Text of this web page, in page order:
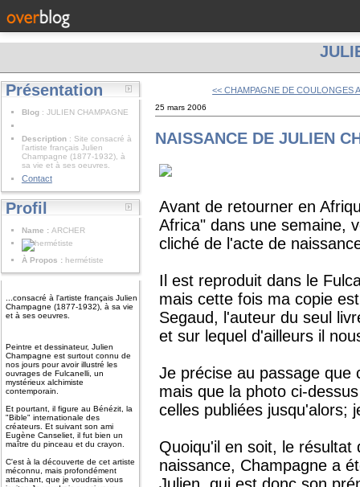
Présentation
Blog : JULIEN CHAMPAGNE
Description : Site consacré à
l'artiste français Julien
Champagne (1877-1932), à
sa vie et à ses oeuvres.
Contact
Profil
Name : ARCHER
À Propos : hermétiste
...consacré à l'artiste français Julien
Champagne (1877-1932), à sa vie
et à ses oeuvres.
Peintre et dessinateur, Julien
Champagne est surtout connu de
nos jours pour avoir illustré les
ouvrages de Fulcanelli, un
mystérieux alchimiste
contemporain.
Et pourtant, il figure au Bénézit, la
"Bible" internationale des
créateurs. Et suivant son ami
Eugène Canseliet, il fut bien un
maître du pinceau et du crayon.
C'est à la découverte de cet artiste
méconnu, mais profondément
attachant, que je voudrais vous
<< CHAMPAGNE DE COULONGES
25 mars 2006
NAISSANCE DE JULIEN
Avant de retourner en
Africa" dans une semaine,
cliché de l'acte de
Il est reproduit dans le
mais cette fois ma copie
Segaud, l'auteur du seul
et sur lequel d'ailleurs il
Je précise au passage que
mais que la photo ci-
celles publiées jusqu'alors;
Quoiqu'il en soit, le
naissance, Champagne a